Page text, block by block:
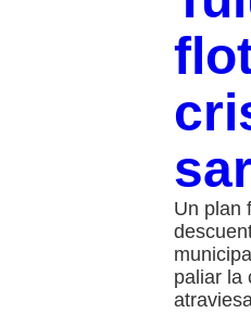
Un plan
paliar la